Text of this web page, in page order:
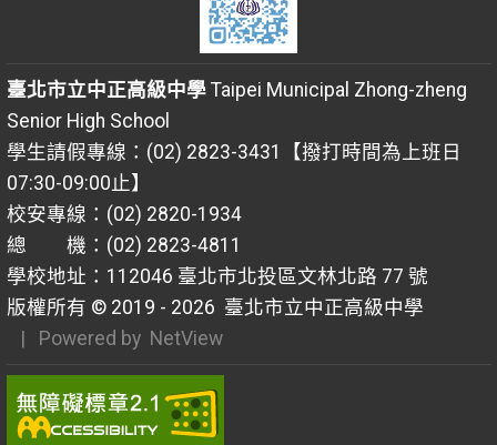
臺北市立中正高級中學Taipei Municipal Zhong-zheng
Senior High School
學生請假專線：(02) 2823-3431【撥打時間為上班日
07:30-09:00止】
校安專線：(02) 2820-1934
總 機：(02) 2823-4811
學校地址：112046 臺北市北投區文林北路 77 號
版權所有 © 2019 - 2026 臺北市立中正高級中學
| Powered by NetView